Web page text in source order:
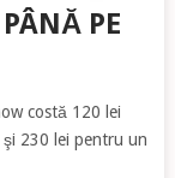
PE
costă 120 lei
230 lei pentru un